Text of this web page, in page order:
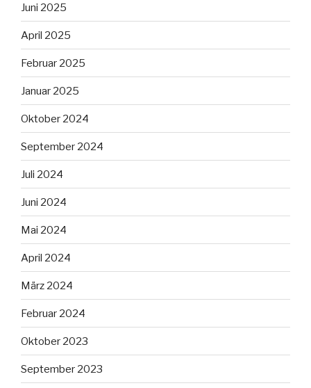
Juni 2025
April 2025
Februar 2025
Januar 2025
Oktober 2024
September 2024
Juli 2024
Juni 2024
Mai 2024
April 2024
März 2024
Februar 2024
Oktober 2023
September 2023